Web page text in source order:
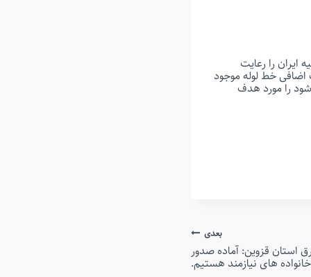
ایران را رعایت
اضافی خط لوله موجود
را مورد هدف
بعدی
استان قزوین: آماده صدور